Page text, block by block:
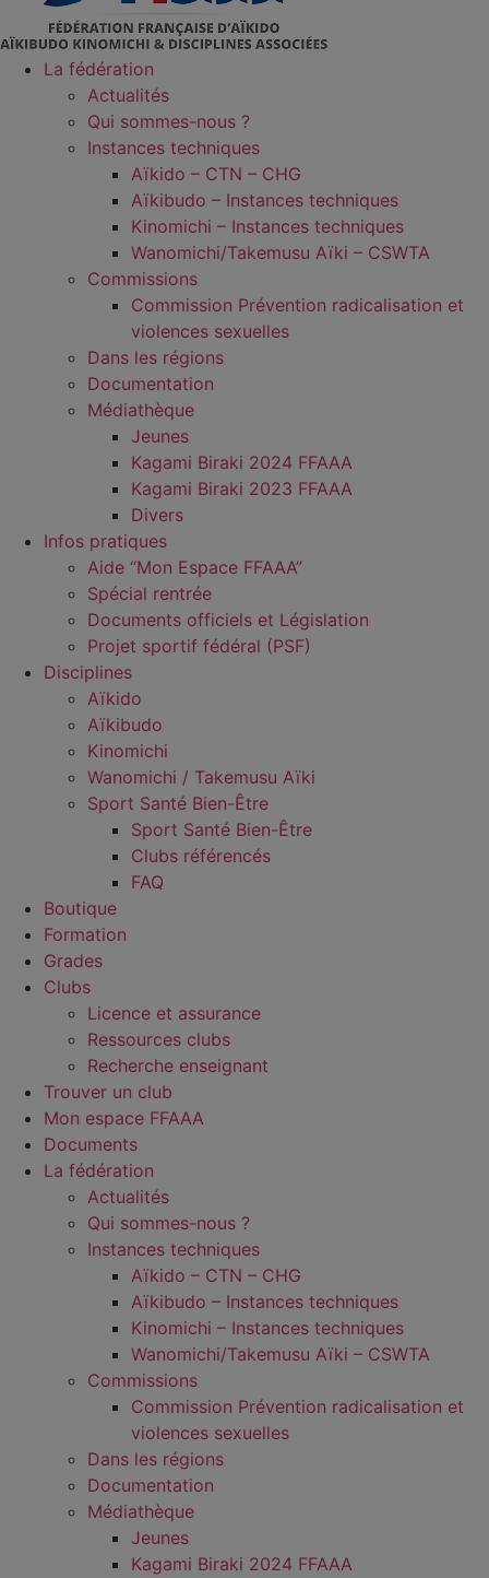
La fédération
Actualités
Qui sommes-nous ?
Instances techniques
Aïkido – CTN – CHG
Aïkibudo – Instances techniques
Kinomichi – Instances techniques
Wanomichi/Takemusu Aïki – CSWTA
Commissions
Commission Prévention radicalisation et
violences sexuelles
Dans les régions
Documentation
Médiathèque
Jeunes
Kagami Biraki 2024 FFAAA
Kagami Biraki 2023 FFAAA
Divers
Infos pratiques
Aide “Mon Espace FFAAA”
Spécial rentrée
Documents officiels et Législation
Projet sportif fédéral (PSF)
Disciplines
Aïkido
Aïkibudo
Kinomichi
Wanomichi / Takemusu Aïki
Sport Santé Bien-Être
Sport Santé Bien-Être
Clubs référencés
FAQ
Boutique
Formation
Grades
Clubs
Licence et assurance
Ressources clubs
Recherche enseignant
Trouver un club
Mon espace FFAAA
Documents
La fédération
Actualités
Qui sommes-nous ?
Instances techniques
Aïkido – CTN – CHG
Aïkibudo – Instances techniques
Kinomichi – Instances techniques
Wanomichi/Takemusu Aïki – CSWTA
Commissions
Commission Prévention radicalisation et
violences sexuelles
Dans les régions
Documentation
Médiathèque
Jeunes
Kagami Biraki 2024 FFAAA